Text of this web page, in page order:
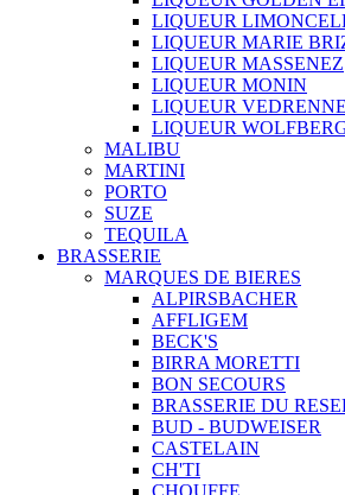
LIQUEUR
LIQUEUR MARIE
LIQUEUR MASSENEZ
LIQUEUR MONIN
LIQUEUR VEDRENNE
LIQUEUR
MALIBU
MARTINI
PORTO
SUZE
TEQUILA
BRASSERIE
MARQUES DE BIERES
ALPIRSBACHER
AFFLIGEM
BECK'S
BIRRA MORETTI
BON SECOURS
BRASSERIE DU
BUD - BUDWEISER
CASTELAIN
CH'TI
CHOUFFE